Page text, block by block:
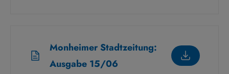
Monheimer Stadtzeitung:
Ausgabe 15/06